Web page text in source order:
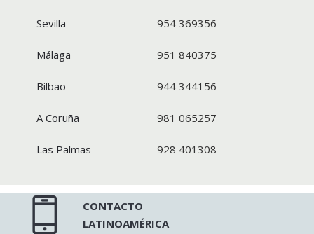
Sevilla 954 369356
Málaga 951 840375
Bilbao 944 344156
A Coruña 981 065257
Las Palmas 928 401308
CONTACTO
LATINOAMÉRICA